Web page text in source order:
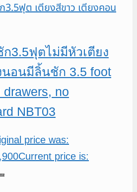
ก3.5ฟุตไม่มีหัวเตียง
นอนมีลิ้นชัก 3.5 foot
drawers, no
NBT03
price was:
Current price is:
ร้า